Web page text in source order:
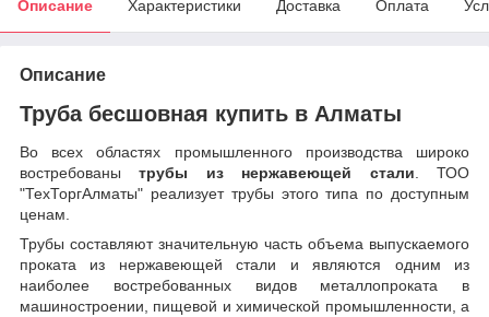
Описание Характеристики Доставка Оплата
Описание
Труба бесшовная купить в Алматы
Во всех областях промышленного производства широко
востребованытрубы из нержавеющей стали. ТОО
"ТехТоргАлматы" реализует трубы этого типа по доступным
ценам.
Трубы составляют значительную часть объема выпускаемого
проката из нержавеющей стали и являются одним из
наиболее востребованных видов металлопроката в
машиностроении, пищевой и химической промышленности, а